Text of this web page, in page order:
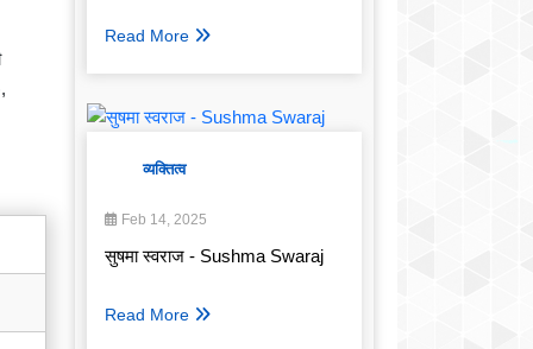
Read More
व्यक्तित्व
Feb 14, 2025
सुषमा स्वराज - Sushma Swaraj
Read More